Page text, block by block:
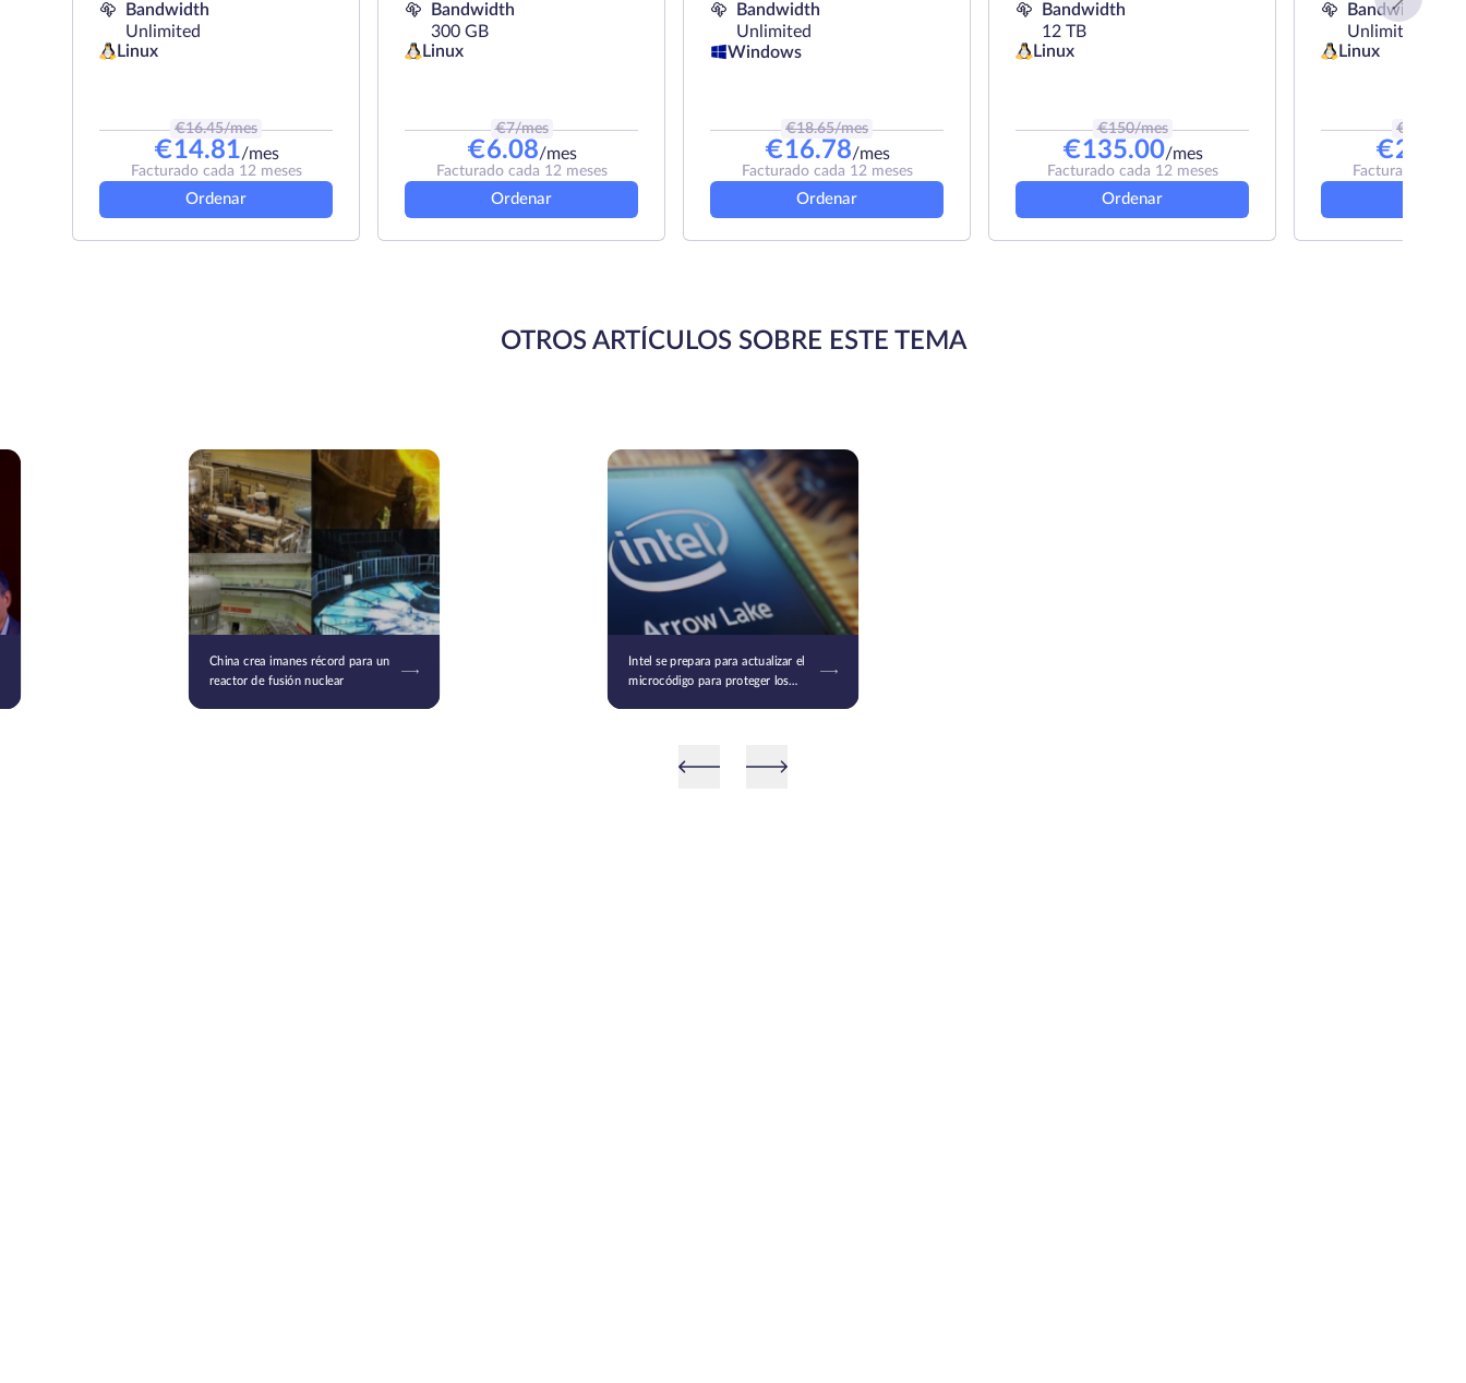
Bandwidth
Unlimited
Linux
€16.45/mes
€14.81/mes
Facturado cada 12 meses
Ordenar
Bandwidth
300 GB
Linux
€7/mes
€6.08/mes
Facturado cada 12 meses
Ordenar
Bandwidth
Unlimited
Windows
€18.65/mes
€16.78/mes
Facturado cada 12 meses
Ordenar
Bandwidth
12 TB
Linux
€150/mes
€135.00/mes
Facturado cada 12 meses
Ordenar
Bandwidth
Unlimited
Linux
€
€23.72
Facturado cada
OTROS ARTÍCULOS SOBRE ESTE TEMA
China crea imanes récord para un
reactor de fusión nuclear
Intel se prepara para actualizar el
microcódigo para proteger los